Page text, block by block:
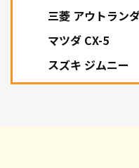
三菱 アウトラン
マツダ CX-5
スズキ ジムニー